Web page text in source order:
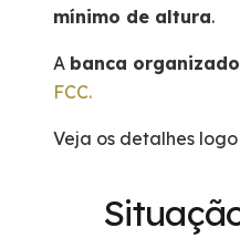
mínimo de altura.
A banca
FCC.
Veja os detalhes